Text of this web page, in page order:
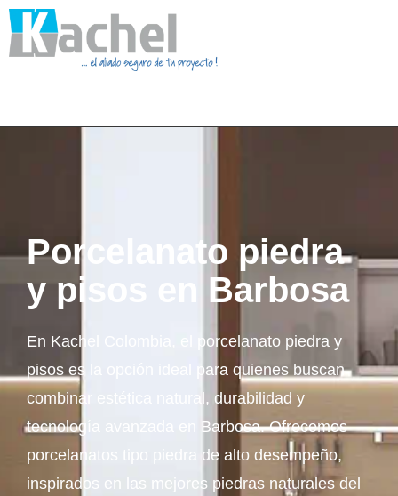
Porcelanato piedra
y pisos en Barbosa
En Kachel Colombia, el porcelanato piedra y
pisos es la opción ideal para quienes buscan
combinar estética natural, durabilidad y
tecnología avanzada en Barbosa. Ofrecemos
porcelanatos tipo piedra de alto desempeño,
inspirados en las mejores piedras naturales del